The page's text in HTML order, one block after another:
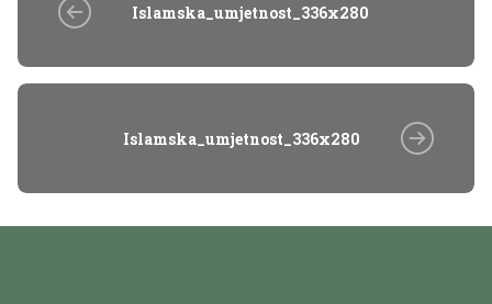
Islamska_umjetnost_336x280
Islamska_umjetnost_336x280